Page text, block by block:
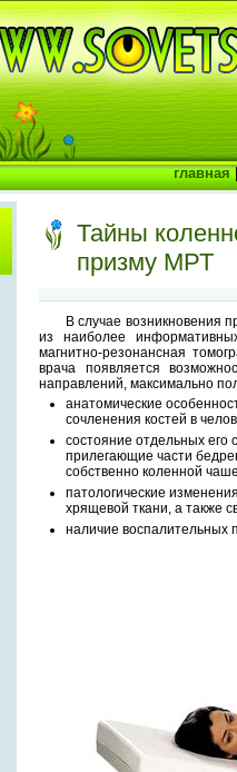
Тайны
призму МРТ
В случае возникновения
из наиболее
магнитно-резонансная
врача появляется
направлений, максимально
анатомические
сочленения костей в
состояние отдельных его
прилегающие части
собственно коленной
патологические
хрящевой ткани, а также
наличие воспалительных
главная